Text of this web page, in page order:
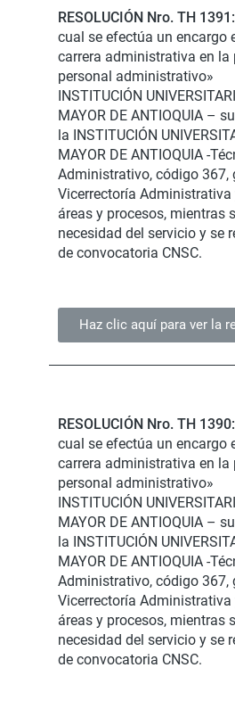
RESOLUCIÓN Nro. TH 1391:
cual se efectúa un encargo
carrera administrativa en la
personal administrativo»
INSTITUCIÓN
MAYOR DE ANTIOQUIA –
la INSTITUCIÓN
MAYOR DE ANTIOQUIA -
Administrativo, código 367,
Vicerrectoría Administrativa
áreas y procesos, mientras
necesidad del servicio y se
de convocatoria CNSC.
Haz clic aquí para ver la
RESOLUCIÓN Nro. TH 1390:
cual se efectúa un encargo
carrera administrativa en la
personal administrativo»
INSTITUCIÓN
MAYOR DE ANTIOQUIA –
la INSTITUCIÓN
MAYOR DE ANTIOQUIA -
Administrativo, código 367,
Vicerrectoría Administrativa
áreas y procesos, mientras
necesidad del servicio y se
de convocatoria CNSC.